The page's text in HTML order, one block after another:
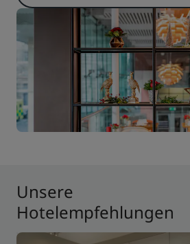
Unsere
Hotelempfehlungen